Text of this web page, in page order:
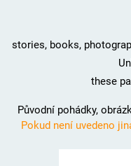
Original fairy
stories,
Unless
these
Původní pohádky,
Pokud není uvedeno